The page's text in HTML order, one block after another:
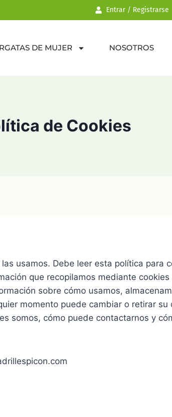
Entrar / Registrarse
DE MUJER NOSOTROS
de Cookies
usamos. Debe leer esta política para
que recopilamos mediante
sobre cómo usamos,
momento puede cambiar o retirar
somos, cómo puede contactarnos y